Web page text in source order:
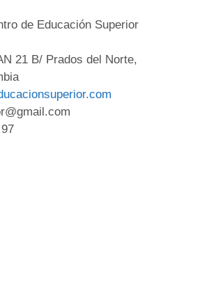
de Educación Superior
21 B/ Prados del Norte,